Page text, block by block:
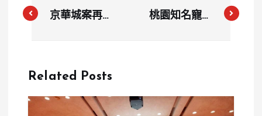
京華城案再曝
漏洞 允許建
約
桃園知名寵物
事一起告別
Related Posts